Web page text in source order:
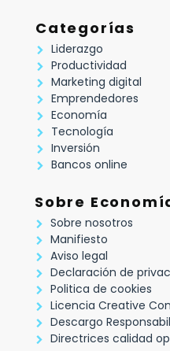
Categorías
Liderazgo
Productividad
Marketing digital
Emprendedores
Economía
Tecnología
Inversión
Bancos online
Sobre
Sobre nosotros
Manifiesto
Aviso legal
Declaración de
Politica de cookies
Licencia Creative
Descargo
Directrices calidad